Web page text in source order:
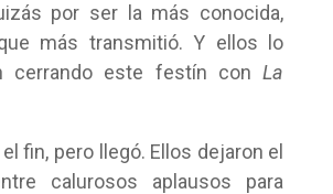
por ser la más conocida,
más transmitió. Y ellos lo
cerrando este festín conLa
fin, pero llegó. Ellos dejaron el
calurosos aplausos para